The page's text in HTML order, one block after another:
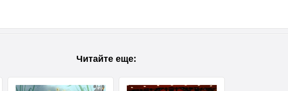
Читайте еще: